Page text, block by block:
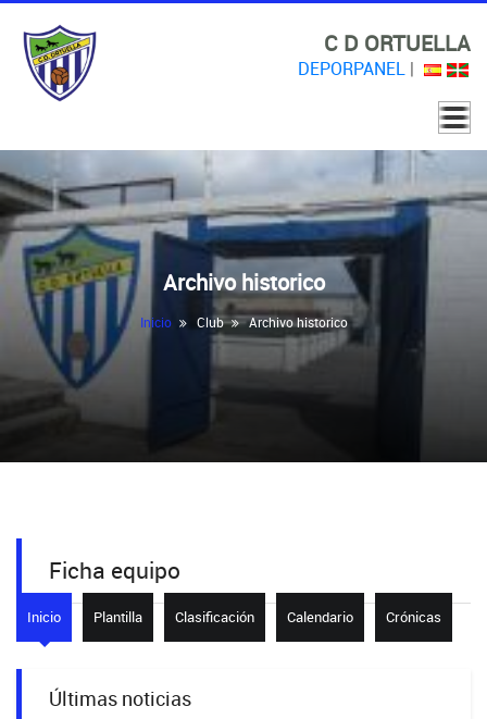
C D ORTUELLA
DEPORPANEL |
Archivo historico
Inicio Club Archivo historico
Ficha equipo
Inicio Plantilla Clasificación Calendario Crónicas
Últimas noticias